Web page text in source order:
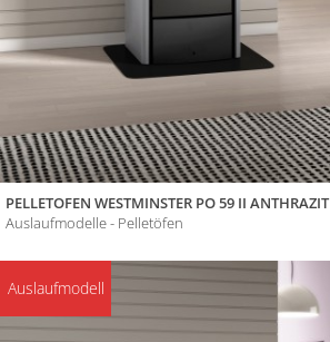
PELLETOFEN WESTMINSTER PO 59 II ANTHRAZIT
Auslaufmodelle - Pelletöfen
Auslaufmodell